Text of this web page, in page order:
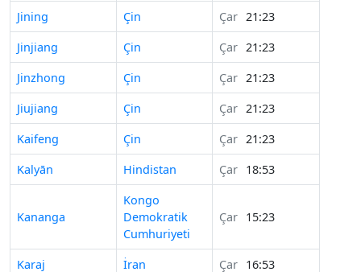
Jining Çin Çar 21:23
Jinjiang
Çin Çar 21:23
Jinzhong
Çin Çar 21:23
Jiujiang
Çin Çar 21:23
Kaifeng
Çin Çar 21:23
Kalyān
Hindistan Çar 18:53
Kananga
Kongo
Demokratik
Cumhuriyeti
Çar 15:23
Karaj İran Çar 16:53